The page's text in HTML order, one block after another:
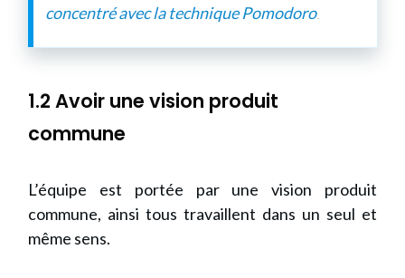
concentré avec la technique Pomodoro.
1.2 Avoir une vision produit
commune
L’équipe est portée par une vision produit
commune, ainsi tous travaillent dans un seul et
même sens.